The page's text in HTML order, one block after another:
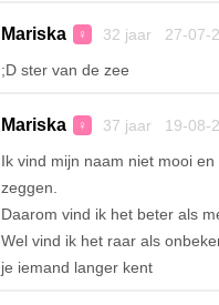
Mariska ♀ 32 jaar 27-07-
;D ster van de zee
Mariska ♀ 37 jaar 19-08-
Ik vind mijn naam niet mooi
zeggen.
Daarom vind ik het beter als
Wel vind ik het raar als
je iemand langer kent